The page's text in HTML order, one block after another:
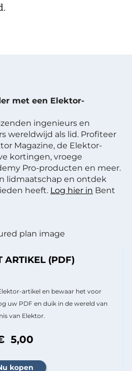
met een Elektor-
ingenieurs en
wereldwijd als lid. Profiteer
Magazine, de Elektor-
kortingen, vroege
Pro-producten en meer.
lidmaatschap en ontdek
heeft. Log hier in Bent
ARTIKEL (PDF)
artikel en bewaar het voor
uw PDF en duik in de wereld van
van Elektor.
5,00